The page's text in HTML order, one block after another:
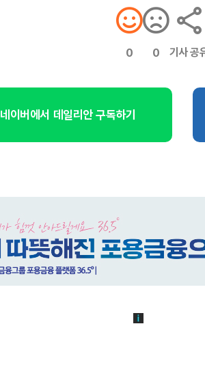
0 0 기사 공
네이버에서 데일리안 구독하기